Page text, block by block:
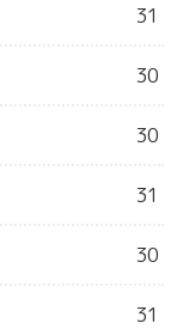
31
30
30
31
30
31